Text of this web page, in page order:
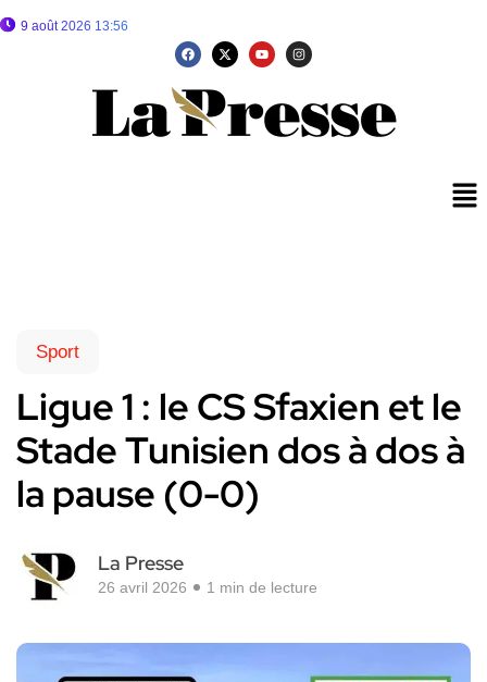
9 août 2026 13:56
Sport
Ligue 1 : le CS Sfaxien et le
Stade Tunisien dos à dos à
la pause (0-0)
La Presse
26 avril 2026 1 min de lecture